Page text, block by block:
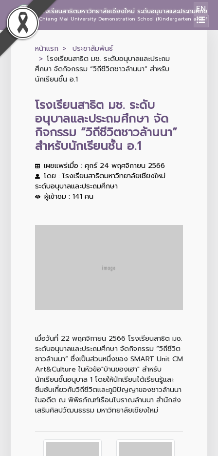
โรงเรียนสาธิตมหาวิทยาลัยเชียงใหม่ ระดับอนุบาลและประถมศึกษา
Chiang Mai University Demonstration School (Kindergarten and
EN
หน้าแรก
ประชาสัมพันธ์
โรงเรียนสาธิต มช. ระดับอนุบาลและประถม
ศึกษา จัดกิจกรรม “วิถีชีวิตชาวล้านนา” สำหรับ
นักเรียนชั้น อ.1
โรงเรียนสาธิต มช. ระดับ
อนุบาลและประถมศึกษา จัด
กิจกรรม “วิถีชีวิตชาวล้านนา”
สำหรับนักเรียนชั้น อ.1
เผยแพร่เมื่อ : ศุกร์ 24 พฤศจิกายน 2566
โดย : โรงเรียนสาธิตมหาวิทยาลัยเชียงใหม่
ระดับอนุบาลและประถมศึกษา
ผู้เข้าชม : 141 คน
เมื่อวันที่ 22 พฤศจิกายน 2566 โรงเรียนสาธิต มช.
ระดับอนุบาลและประถมศึกษา จัดกิจกรรม “วิถีชีวิต
ชาวล้านนา” ซึ่งเป็นส่วนหนึ่งของ SMART Unit CM
Art&Culture ในหัวข้อ"บ้านของเฮา" สำหรับ
นักเรียนชั้นอนุบาล 1 โดยให้นักเรียนได้เรียนรู้และ
ซึมซับเกี่ยวกับวิถีชีวิตและภูมิปัญญาของชาวล้านนา
ในอดีต ณ พิพิธภัณฑ์เรือนโบราณล้านนา สำนักส่ง
เสริมศิลปวัฒนธรรม มหาวิทยาลัยเชียงใหม่